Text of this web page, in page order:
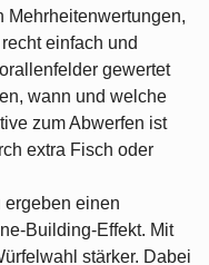
Mehrheitenwertungen,
einfach und
gewertet
wann und welche
zum Abwerfen ist
extra Fisch oder
ergeben einen
Building-Effekt. Mit
stärker. Dabei